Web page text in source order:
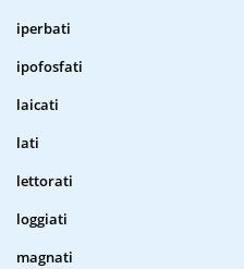
iperbati
ipofosfati
laicati
lati
lettorati
loggiati
magnati